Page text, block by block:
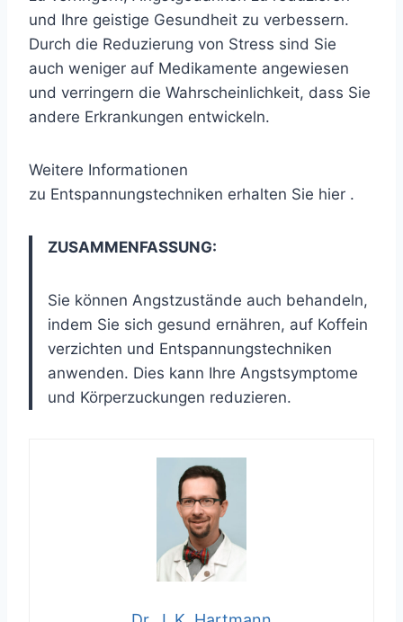
und Ihre geistige Gesundheit zu verbessern.
Durch die Reduzierung von Stress sind Sie
auch weniger auf Medikamente angewiesen
und verringern die Wahrscheinlichkeit, dass Sie
andere Erkrankungen entwickeln.
Weitere Informationen
zu Entspannungstechniken erhalten Sie hier .
ZUSAMMENFASSUNG:
Sie können Angstzustände auch behandeln,
indem Sie sich gesund ernähren, auf Koffein
verzichten und Entspannungstechniken
anwenden. Dies kann Ihre Angstsymptome
und Körperzuckungen reduzieren.